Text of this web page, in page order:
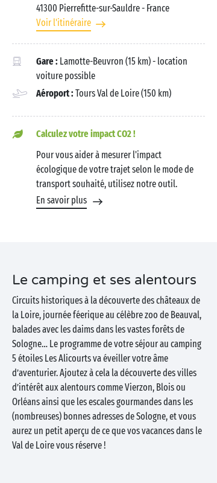
41300 Pierrefitte-sur-Sauldre- France
Voir l'itinéraire
Gare : Lamotte-Beuvron (15 km) - location
voiture possible
Aéroport : Tours Val de Loire (150 km)
Calculez votre impact CO2 !
Pour vous aider à mesurer l'impact
écologique de votre trajet selon le mode de
transport souhaité, utilisez notre outil.
En savoir plus
Le camping et ses alentours
Circuits historiques à la découverte des châteaux de
la Loire, journée féerique au célèbre zoo de Beauval,
balades avec les daims dans les vastes forêts de
Sologne… Le programme de votre séjour au camping
5 étoiles Les Alicourts va éveiller votre âme
d’aventurier. Ajoutez à cela la découverte des villes
d’intérêt aux alentours comme Vierzon, Blois ou
Orléans ainsi que les escales gourmandes dans les
(nombreuses) bonnes adresses de Sologne, et vous
aurez un petit aperçu de ce que vos vacances dans le
Val de Loire vous réserve !